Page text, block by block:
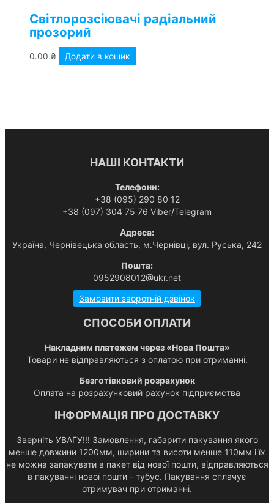
Світлорозсіювачі радіальний
прозорий
0.00 ₴ Додати в кошик
НАШІ КОНТАКТИ
Телефони:
+38 (095) 290 80 12
+38 (097) 304 75 76 Viber/Telegram
Адреса:
Українa, Чернівецька область, м.Чернівці, вул. Руська, 242
Пошта:
0952908012@ukr.net
Замовити зворотній дзвінок
СПОСОБИ ОПЛАТИ
Накладним платежем через «Нова Пошта»
Товари не відправляються з оплатою при отриманні.
Безготівковий розрахунок
Оплата на розрахунковий рахунок підприємства
ІНФОРМАЦІЯ ПРО ДОСТАВКУ
Зверніть УВАГУ!!! Замовлення, габарити пакування якого
менше довжини 1200мм, ширини та висоти менше 110мм і їх
не можна запакувати в пакет від нової пошти, відправляються
в пакуванні нової пошти - тубус. Пакування сплачує
отримувач при отриманні.